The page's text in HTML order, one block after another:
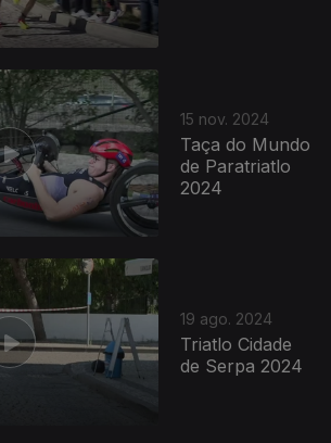
15 nov. 2024
Taça do Mundo
de Paratriatlo
2024
19 ago. 2024
Triatlo Cidade
de Serpa 2024